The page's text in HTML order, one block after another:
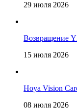
29 июля 2026
Возвращение
15 июля 2026
Hoya Vision
08 июля 2026